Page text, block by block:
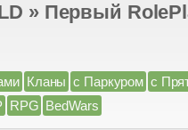
» Первый
Кланы с Паркуром с
RPG BedWars